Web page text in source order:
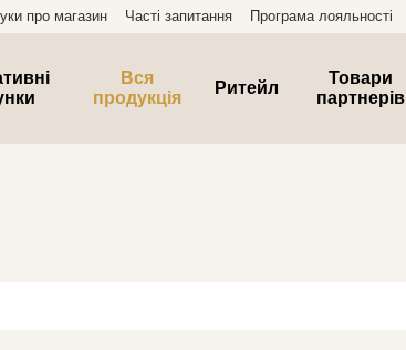
про магазин Часті запитання Програма лояльності
Вся
продукція
Ритейл
Товари
партнерів